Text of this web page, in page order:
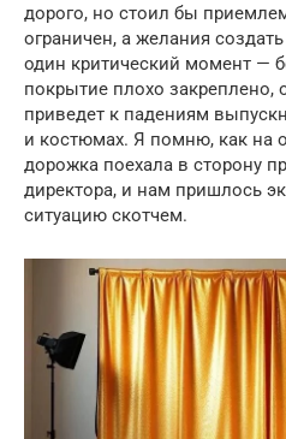
дорого, но стоил бы
ограничен, а желания
один критический момент —
покрытие плохо закреплено,
приведет к падениям
и костюмах. Я помню, как на
дорожка поехала в сторону
директора, и нам пришлось
ситуацию скотчем.